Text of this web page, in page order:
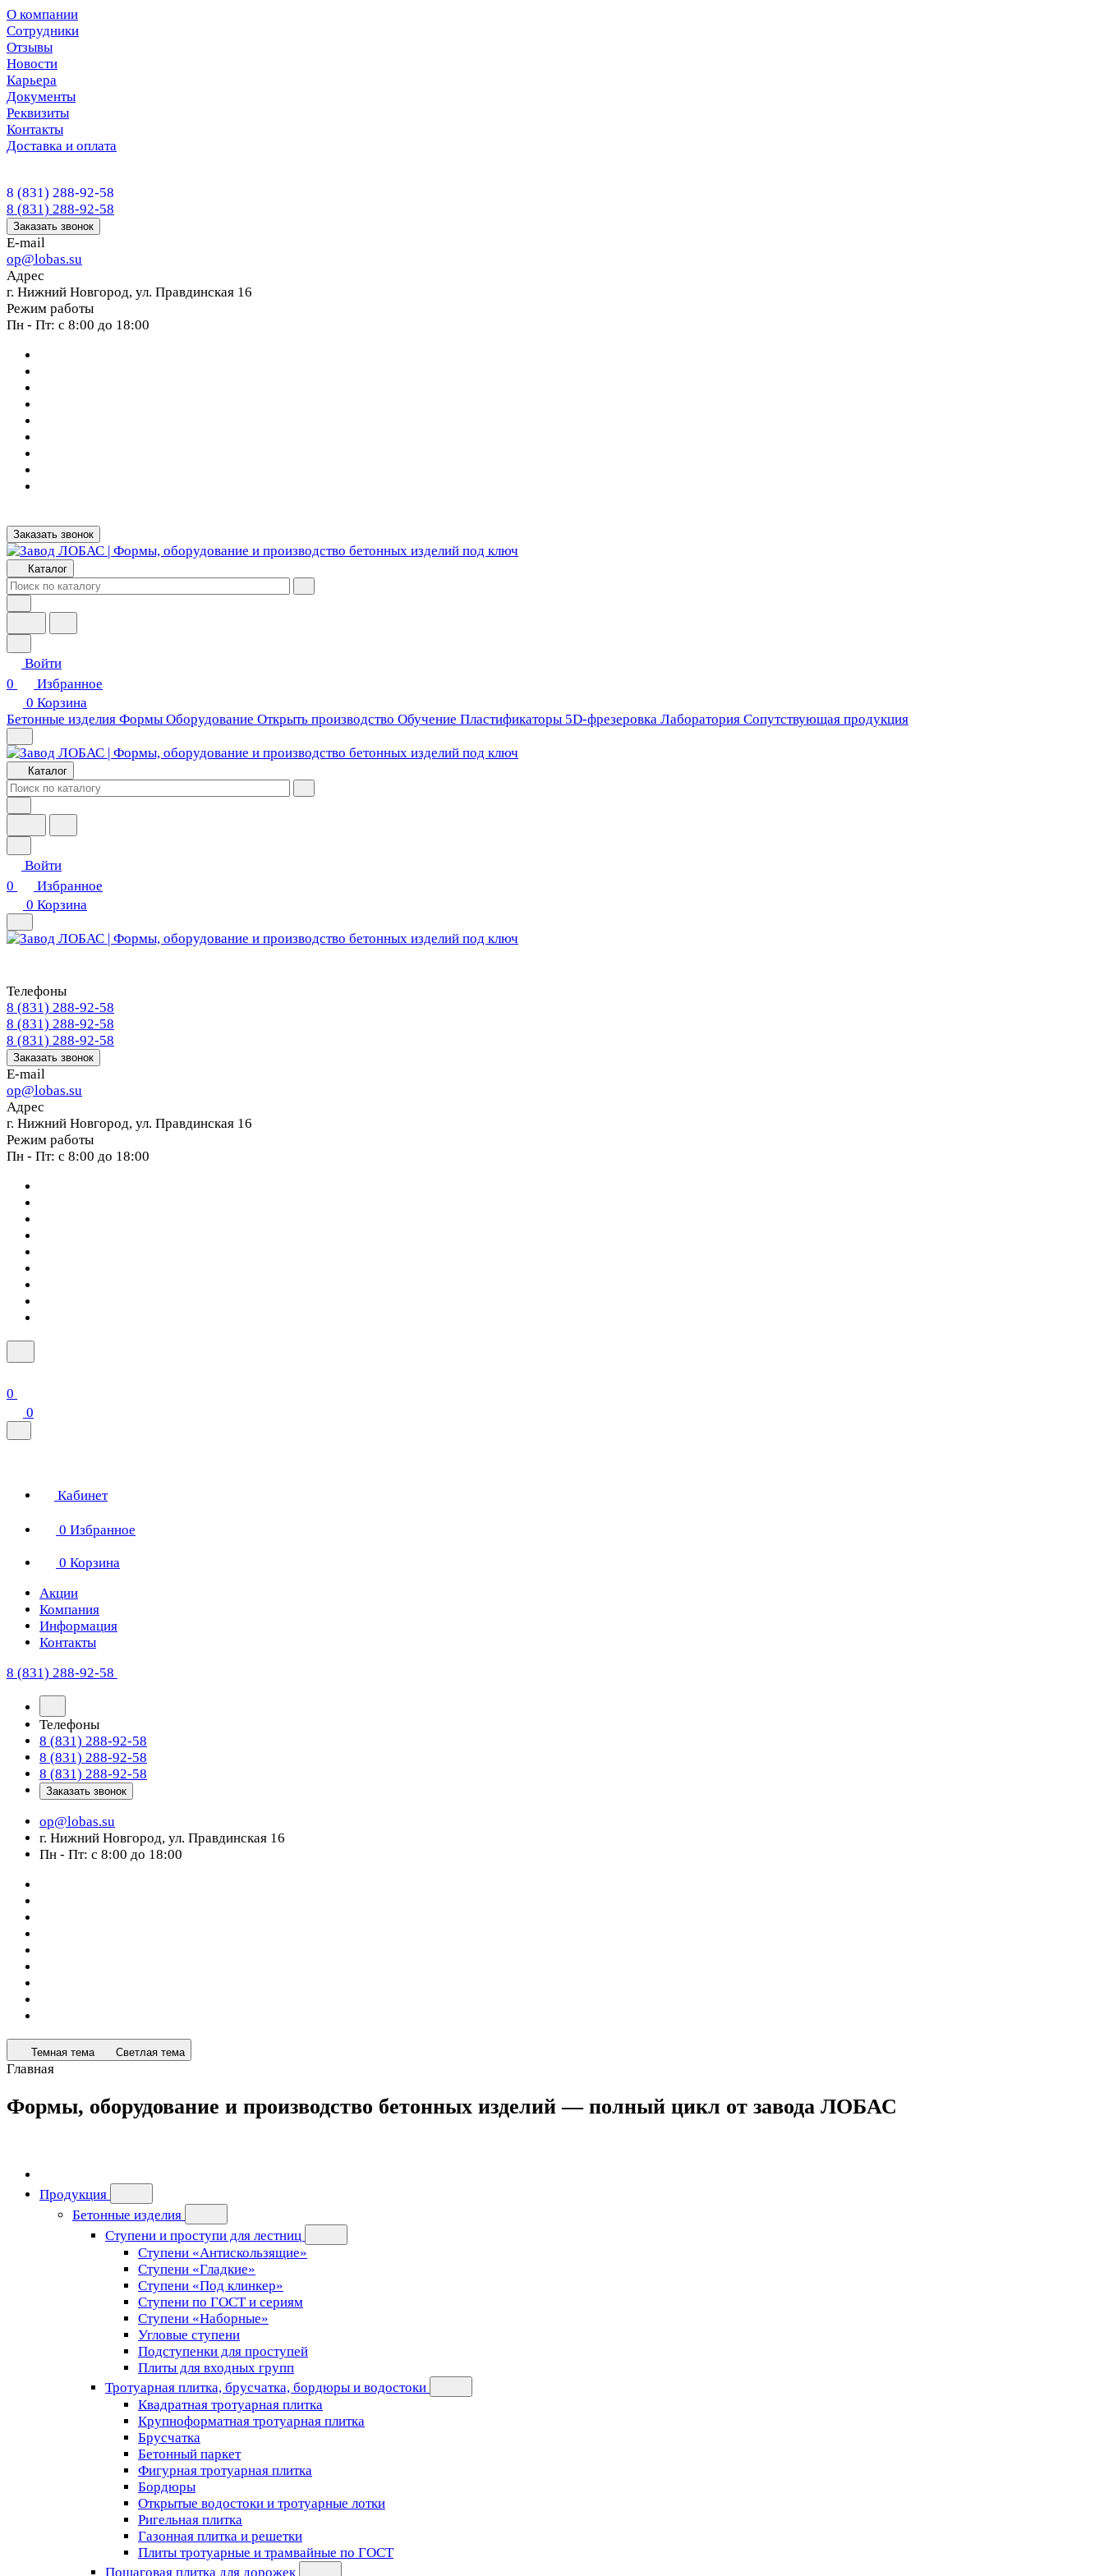
О компании
Сотрудники
Отзывы
Новости
Карьера
Документы
Реквизиты
Контакты
Доставка и оплата
8 (831) 288-92-58
8 (831) 288-92-58
Заказать звонок
E-mail
op@lobas.su
Адрес
г. Нижний Новгород, ул. Правдинская 16
Режим работы
Пн - Пт: с 8:00 до 18:00
Заказать звонок
Каталог
Войти
0
Избранное
0 Корзина
Бетонные изделия Формы Оборудование Открыть производство Обучение Пластификаторы 5D-фрезеровка Лаборатория Сопутствующая продукция
Каталог
Войти
0
Избранное
0 Корзина
Телефоны
8 (831) 288-92-58
8 (831) 288-92-58
8 (831) 288-92-58
Заказать звонок
E-mail
op@lobas.su
Адрес
г. Нижний Новгород, ул. Правдинская 16
Режим работы
Пн - Пт: с 8:00 до 18:00
0
0
Кабинет
0 Избранное
0 Корзина
Акции
Компания
Информация
Контакты
8 (831) 288-92-58
Телефоны
8 (831) 288-92-58
8 (831) 288-92-58
8 (831) 288-92-58
Заказать звонок
op@lobas.su
г. Нижний Новгород, ул. Правдинская 16
Пн - Пт: с 8:00 до 18:00
Темная тема Светлая тема
Главная
Формы, оборудование и производство бетонных изделий — полный цикл от завода ЛОБАС
Продукция
Бетонные изделия
Ступени и проступи для лестниц
Ступени «Антискользящие»
Ступени «Гладкие»
Ступени «Под клинкер»
Ступени по ГОСТ и сериям
Ступени «Наборные»
Угловые ступени
Подступенки для проступей
Плиты для входных групп
Тротуарная плитка, брусчатка, бордюры и водостоки
Квадратная тротуарная плитка
Крупноформатная тротуарная плитка
Брусчатка
Бетонный паркет
Фигурная тротуарная плитка
Бордюры
Открытые водостоки и тротуарные лотки
Ригельная плитка
Газонная плитка и решетки
Плиты тротуарные и трамвайные по ГОСТ
Пошаговая плитка для дорожек